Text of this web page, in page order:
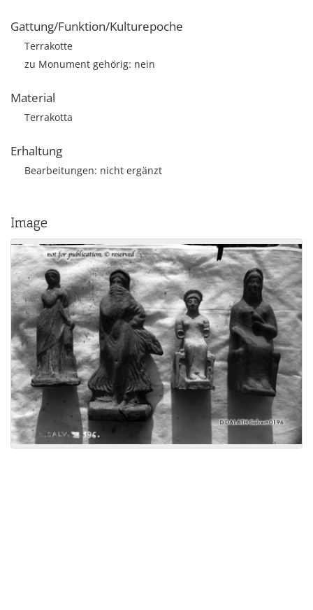
Gattung/Funktion/Kulturepoche
Terrakotte
zu Monument gehörig: nein
Material
Terrakotta
Erhaltung
Bearbeitungen: nicht ergänzt
Image